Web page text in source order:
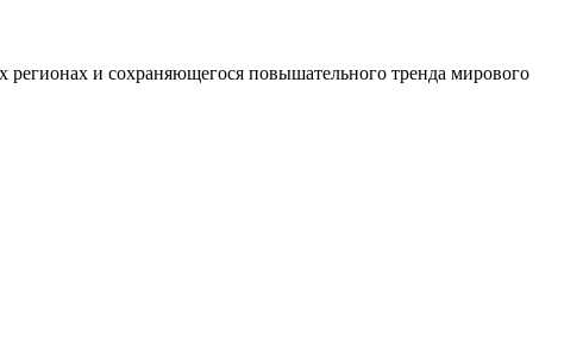
и сохраняющегося повышательного тренда мирового